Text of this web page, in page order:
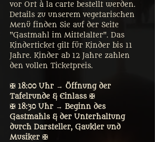
vor Ort à la carte bestellt werden.
Details zu unserem vegetarischen
Menü finden Sie auf der Seite
"Gastmahl im Mittelalter". Das
Kinderticket gilt für Kinder bis 11
Jahre. Kinder ab 12 Jahre zahlen
den vollen Ticketpreis.
✠ 18:00 Uhr → Öffnung der
Tafelrunde & Einlass ✠
✠ 18:30 Uhr → Beginn des
Gastmahls & der Unterhaltung
durch Darsteller, Gaukler und
Musiker ✠